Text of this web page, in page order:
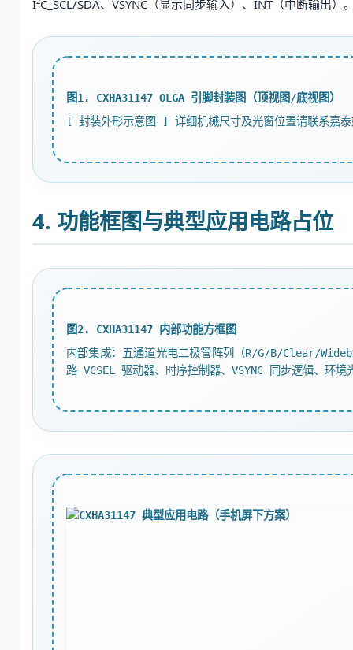
I²C_SCL/SDA、VSYNC（显示同步输入）、INT（中断输出
图1. CXHA31147 OLGA 引脚封装图（顶视图/底视图）
[ 封装外形示意图 ] 详细机械尺寸及光窗位置请联系嘉泰
4. 功能框图与典型应用电路占位
图2. CXHA31147 内部功能方框图
内部集成：五通道光电二极管阵列（R/G/B/Clear/
路 VCSEL 驱动器、时序控制器、VSYNC 同步逻辑、环